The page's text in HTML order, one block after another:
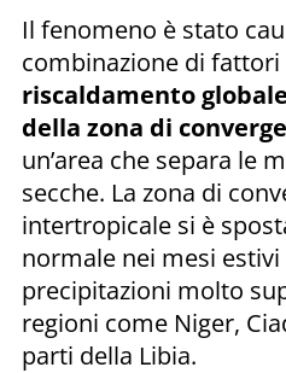
Il fenomeno è stato
combinazione di
riscaldamento globale
della zona di
un’area che separa le
secche. La zona di
intertropicale si è
normale nei mesi estivi
precipitazioni molto
regioni come Niger,
parti della Libia.